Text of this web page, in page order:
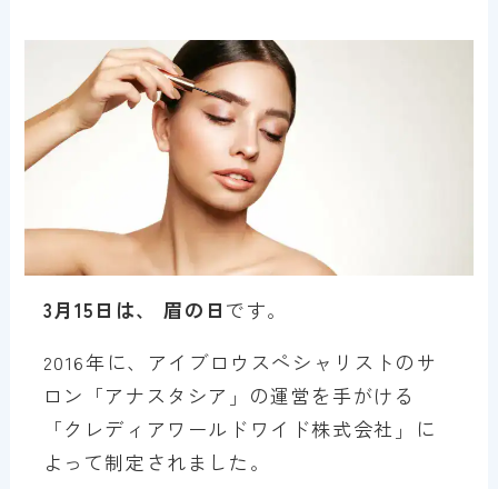
3月15日は、 眉の日 です。
2016年に、アイブロウスペシャリストのサ
ロン「アナスタシア」の運営を手がける
「クレディアワールドワイド株式会社」に
よって制定されました。